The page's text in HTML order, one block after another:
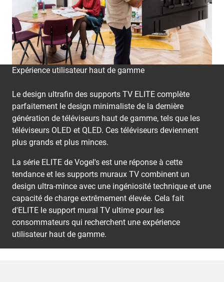
Expérience utilisateur haut de gamme
Le design ultrafin des supports TV ELITE complète
parfaitement le design minimaliste de la dernière
génération de téléviseurs haut de gamme, tels que les
téléviseurs OLED et QLED. Ces téléviseurs deviennent
plus grands et plus minces.
La série ELITE de Vogel's est une réponse à cette
tendance et les supports muraux TV combinent un
design ultra-mince avec une ingéniosité technique et une
capacité de charge extrêmement élevée. Cela fait
d'ELITE le support mural TV ultime pour les
consommateurs qui recherchent une expérience
utilisateur haut de gamme.